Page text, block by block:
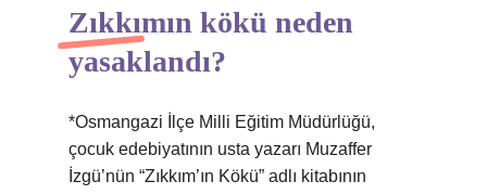
Zıkkımın kökü neden
yasaklandı?
*Osmangazi İlçe Milli Eğitim Müdürlüğü,
çocuk edebiyatının usta yazarı Muzaffer
İzgü’nün “Zıkkım’ın Kökü” adlı kitabının